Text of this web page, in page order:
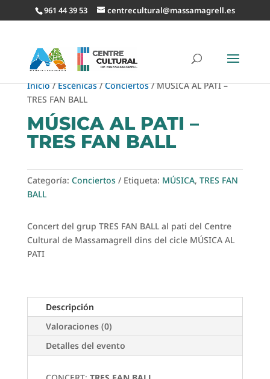
961 44 39 53 centrecultural@massamagrell.es
Inicio/Escénicas/Conciertos/ MÚSICA AL PATI –
TRES FAN BALL
MÚSICA AL PATI –
TRES FAN BALL
Categoría: Conciertos Etiqueta: MÚSICA, TRES FAN
BALL
Concert del grup TRES FAN BALL al pati del Centre
Cultural de Massamagrell dins del cicle MÚSICA AL
PATI
Descripción
Valoraciones (0)
Detalles del evento